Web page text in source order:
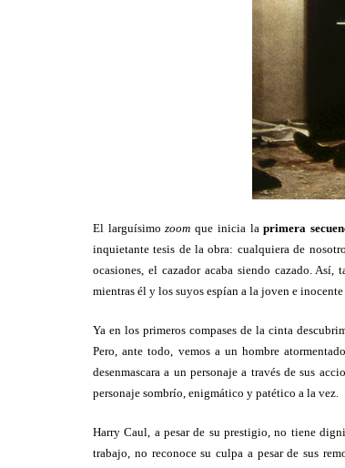
El larguísimozoom que inicia laprimera
inquietante tesis de la obra: cualquiera de
ocasiones, el cazador acaba siendo cazado.
mientras él y los suyos espían a la joven e
Ya en los primeros compases de la cinta
Pero, ante todo, vemos a un hombre
desenmascara a un personaje a través de sus
personaje sombrío, enigmático y patético a la vez.
Harry Caul, a pesar de su prestigio, no tiene
trabajo, no reconoce su culpa a pesar de sus